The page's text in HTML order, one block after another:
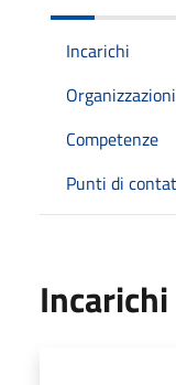
Incarichi
Organizzazioni
Competenze
Punti di
Incarichi